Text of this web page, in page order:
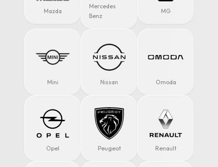
Mazda
Mercedes
Benz
MG
Mini Nissan Omoda
Opel Peugeot Renault